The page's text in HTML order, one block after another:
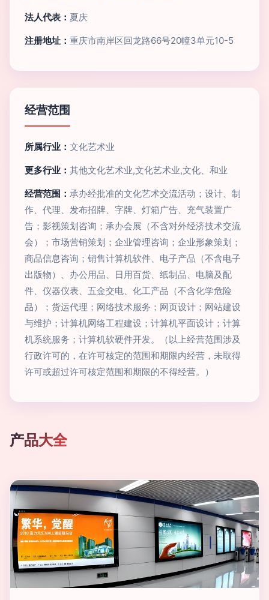
法人代表： 夏庆
注册地址： 重庆市南岸区回龙路66号20幢3单元10-5
经营范围
所属行业： 文化艺术业
更多行业： 其他文化艺术业,文化艺术业,文化、和业
经营范围： 承办经批准的文化艺术交流活动；设计、制
作、代理、发布招牌、字牌、灯箱广告、充气装置广
告；影视策划咨询；承办会展（不含对外经济技术交流
会）；市场营销策划；企业管理咨询；企业形象策划；
商品信息咨询；销售计算机软件、电子产品（不含电子
出版物）、办公用品、日用百货、纸制品、电脑及配
件、仪器仪表、五金交电、化工产品（不含化学危险
品）；货运代理；网络技术服务；网页设计；网站建设
与维护；计算机网络工程建设；计算机平面设计；计算
机系统服务；计算机软硬件开发。（以上经营范围涉及
行政许可的，在许可核定的范围和期限内经营，未取得
许可或超过许可核定范围和期限的不得经营。）
产品大全